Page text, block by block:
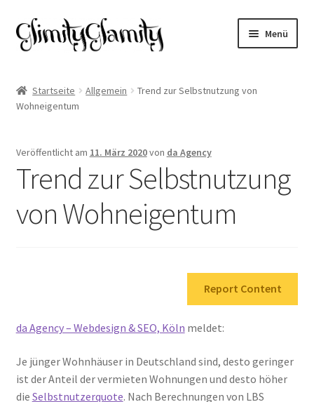
Zur
Navigation
Zum
Inhalt
Menü
Cookie-Richtlinie (EU)
Datenschutz
Impressum
Kasse
Startseite Allgemein
Trend zur Selbstnutzung von
Wohneigentum
Veröffentlicht am 11. März 2020von da Agency
Trend zur Selbstnutzung
von Wohneigentum
Report Content
da Agency – Webdesign & SEO, Köln meldet:
Je jünger Wohnhäuser in Deutschland sind, desto geringer
ist der Anteil der vermieten Wohnungen und desto höher
die Selbstnutzerquote. Nach Berechnungen von LBS